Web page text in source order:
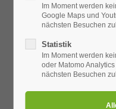
Anmelden
Register
Support
Lorem ipsum dolor sit
Im Moment werden
Google Maps und
nächsten Besuchen
Statistik
Im Moment werden
oder Matomo
nächsten Besuchen